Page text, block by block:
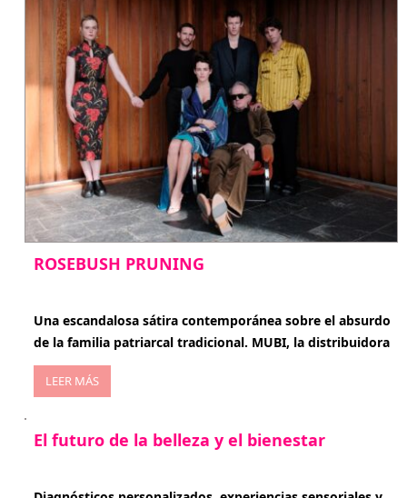
ROSEBUSH PRUNING
Una escandalosa sátira contemporánea sobre el absurdo
de la familia patriarcal tradicional. MUBI, la distribuidora
LEER MÁS
El futuro de la belleza y el bienestar